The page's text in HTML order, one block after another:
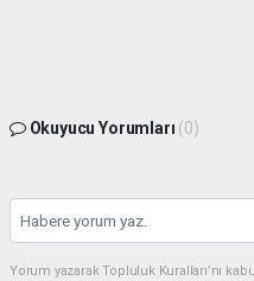
Okuyucu Yorumları (0)
Yorum yazarak Topluluk Kuralları’nı